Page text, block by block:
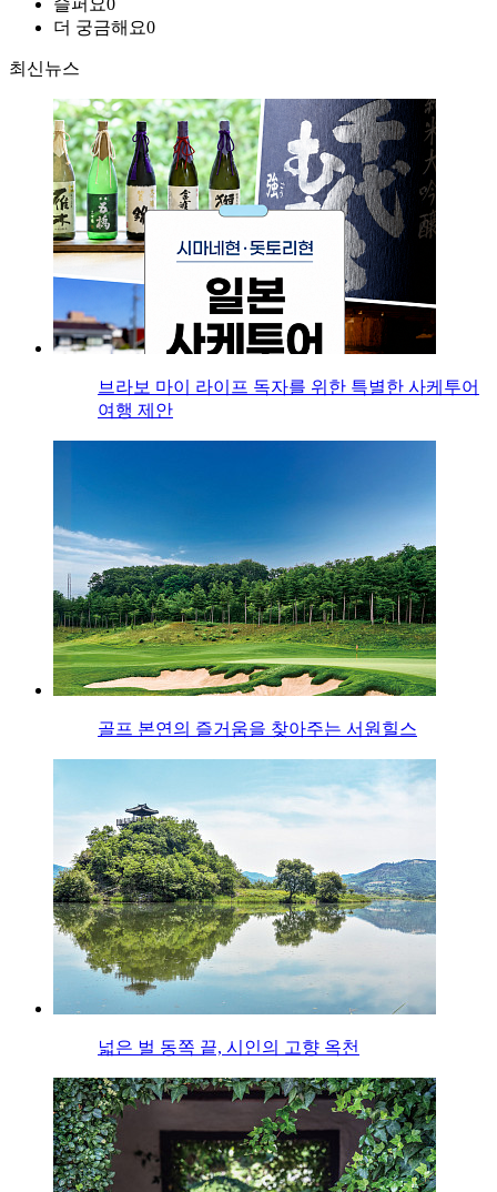
슬퍼요0
더 궁금해요0
최신뉴스
브라보 마이 라이프 독자를 위한 특별한 사케투어
여행 제안
골프 본연의 즐거움을 찾아주는 서원힐스
넓은 벌 동쪽 끝, 시인의 고향 옥천